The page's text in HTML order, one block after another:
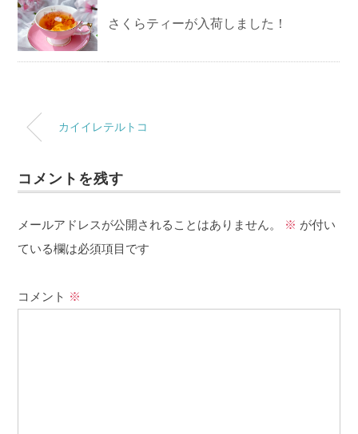
さくらティーが入荷しました！
カイイレテルトコ
コメントを残す
メールアドレスが公開されることはありません。 ※ が付い
ている欄は必須項目です
コメント ※